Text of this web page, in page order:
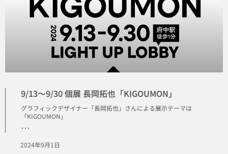
9/13〜9/30 個展 長岡拓也「KIGOUMON」
グラフィックデザイナー「長岡拓也」さんによる展示テーマは
「KIGOUMON」
･･･
2024年9月1日